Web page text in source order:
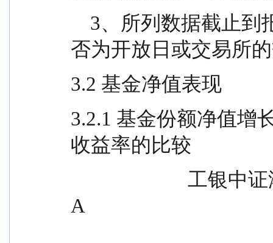
否为开放日或交易所
3.2 基金净值表现
3.2.1 基金份额净值增
收益率的比较
A